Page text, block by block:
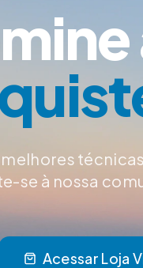
se à nossa
Acessar Loja